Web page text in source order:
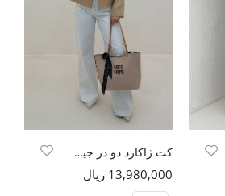
کت ژاکارد دو در جیب طرح بتجقه
13,980,000 ریال